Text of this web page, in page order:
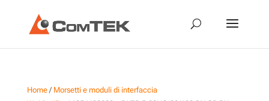
Home/ Morsetti e moduli di interfaccia